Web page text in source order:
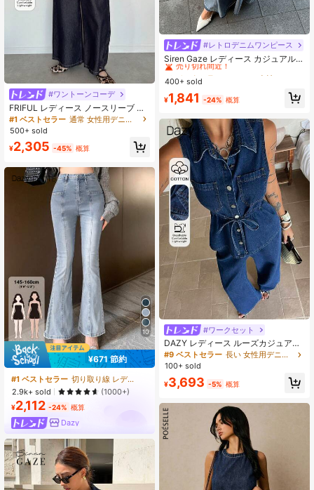
#ワントーンコーデ
FRIFUL レディース ノースリーブ レ
イヤード フリルヘム タンクトップ &
ワイドレッグ ウエストゴム デニムパ
ンツ カジュアルスーツ、アーバンレ
ジャーウェアに適しています
#1 ベストセラー
通常 女性用デニムツーピース衣装
500+ sold
¥2,305 -45% 概算
10
¥671 節約
#1 ベストセラー
切り取り線 レディースジーンズ
2.9k+ sold
(1000+)
¥2,112 -24% 概算
Dazy
#レトロデニムワンピース
Siren Gaze レディース カジュアル
ノースリーブ ウエストシェイプ デニ
ムワンピース 夏
#2 ベストセラー
ジッパー 女性用デニムドレス
売り切れ間近！
#2 ベストセラー
売り切れ間近！
#2 ベストセラー
売り切れ間近！
#2 ベストセラー
売り切れ間近！
400+ sold
¥1,841 -24% 概算
#ワークセット
DAZY レディース ルーズカジュアル
ノースリーブトップ & ロング ストレ
ートデニムベスト セット、春夏シー
#9 ベストセラー
長い 女性用デニムツーピース衣装
100+ sold
¥3,693 -5% 概算